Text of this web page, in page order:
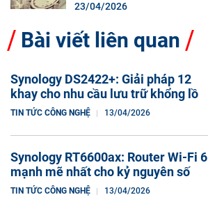
23/04/2026
Bài viết liên quan
Synology DS2422+: Giải pháp 12
khay cho nhu cầu lưu trữ khổng lồ
TIN TỨC CÔNG NGHỆ 13/04/2026
Synology RT6600ax: Router Wi-Fi 6
mạnh mẽ nhất cho kỷ nguyên số
TIN TỨC CÔNG NGHỆ 13/04/2026